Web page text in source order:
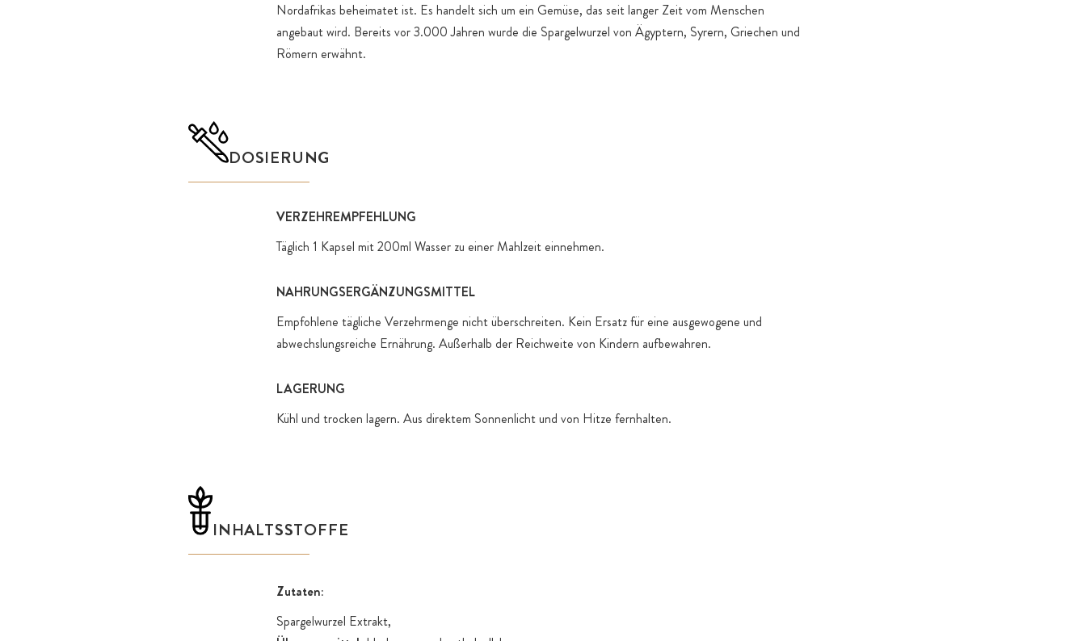
Nordafrikas beheimatet ist. Es handelt sich um ein Gemüse, das seit langer Zeit vom Menschen
angebaut wird. Bereits vor 3.000 Jahren wurde die Spargelwurzel von Ägyptern, Syrern, Griechen und
Römern erwähnt.
DOSIERUNG
VERZEHREMPFEHLUNG
Täglich 1 Kapsel mit 200ml Wasser zu einer Mahlzeit einnehmen.
NAHRUNGSERGÄNZUNGSMITTEL
Empfohlene tägliche Verzehrmenge nicht überschreiten. Kein Ersatz für eine ausgewogene und
abwechslungsreiche Ernährung. Außerhalb der Reichweite von Kindern aufbewahren.
LAGERUNG
Kühl und trocken lagern. Aus direktem Sonnenlicht und von Hitze fernhalten.
INHALTSSTOFFE
Zutaten:
Spargelwurzel Extrakt,